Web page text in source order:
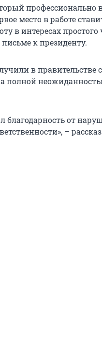
профессионально
место в работе
в интересах
к президенту.
в правительстве
полной
от
–